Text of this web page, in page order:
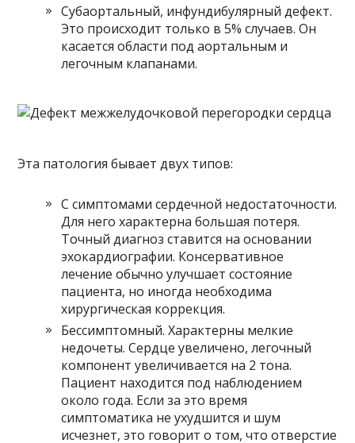
Субаортальный, инфундибулярный дефект.
Это происходит только в 5% случаев. Он
касается области под аортальным и
легочным клапанами.
Эта патология бывает двух типов:
С симптомами сердечной недостаточности.
Для него характерна большая потеря.
Точный диагноз ставится на основании
эхокардиографии. Консервативное
лечение обычно улучшает состояние
пациента, но иногда необходима
хирургическая коррекция.
Бессимптомный. Характерны мелкие
недочеты. Сердце увеличено, легочный
компонент увеличивается на 2 тона.
Пациент находится под наблюдением
около года. Если за это время
симптоматика не ухудшится и шум
исчезнет, ​​это говорит о том, что отверстие